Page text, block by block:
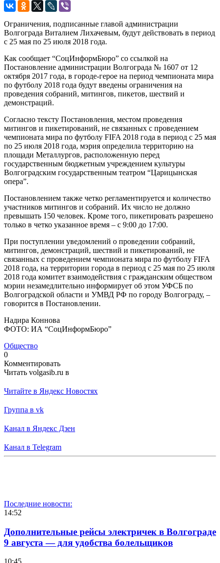
Ограничения, подписанные главой администрации
Волгограда Виталием Лихачевым, будут действовать в период
с 25 мая по 25 июля 2018 года.
Как сообщает “СоцИнформБюро” со ссылкой на
Постановление администрации Волгограда № 1607 от 12
октября 2017 года, в городе-герое на период чемпионата мира
по футболу 2018 года будут введены ограничения на
проведения собраний, митингов, пикетов, шествий и
демонстраций.
Согласно тексту Постановления, местом проведения
митингов и пикетирований, не связанных с проведением
чемпионата мира по футболу FIFA 2018 года в период с 25 мая
по 25 июля 2018 года, мэрия определила территорию на
площади Металлургов, расположенную перед
государственным бюджетным учреждением культуры
Волгоградским государственным театром “Царицынская
опера”.
Постановлением также четко регламентируется и количество
участников митингов и собраний. Их число не должно
превышать 150 человек. Кроме того, пикетировать разрешено
только в четко указанное время – с 9:00 до 17:00.
При поступлении уведомлений о проведении собраний,
митингов, демонстраций, шествий и пикетирований, не
связанных с проведением чемпионата мира по футболу FIFA
2018 года, на территории города в период с 25 мая по 25 июля
2018 года комитет взаимодействия с гражданским обществом
мэрии незамедлительно информирует об этом УФСБ по
Волгоградской области и УМВД РФ по городу Волгограду, –
говорится в Постановлении.
Надира Коннова
ФОТО: ИА “СоцИнформБюро”
Общество
0
Комментировать
Читать volgasib.ru в
Читайте в Яндекс Новостях
Группа в vk
Канал в Яндекс Дзен
Канал в Telegram
Последние новости:
14:52
Дополнительные рейсы электричек в Волгограде
9 августа — для удобства болельщиков